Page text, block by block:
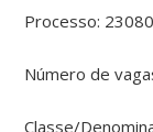
Processo:
Número de
Classe/